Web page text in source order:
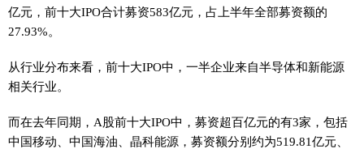
亿元，前十大IPO合计募资583亿元，占上半年全部募资额的
27.93%。
从行业分布来看，前十大IPO中，一半企业来自半导体和新能源
相关行业。
而在去年同期，A股前十大IPO中，募资超百亿元的有3家，包括
中国移动、中国海油、晶科能源，募资额分别约为519.81亿元、